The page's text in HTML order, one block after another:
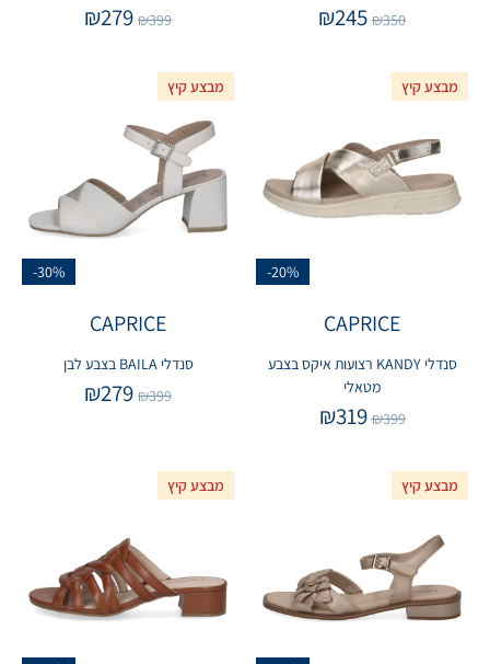
₪350
₪245
₪399
₪279
מבצע קיץ
-20%
CAPRICE
סנדלי KANDY רצועות איקס בצבע
מטאלי
₪399
₪319
מבצע קיץ
-30%
CAPRICE
סנדלי BAILA בצבע לבן
₪399
₪279
מבצע קיץ מבצע קיץ